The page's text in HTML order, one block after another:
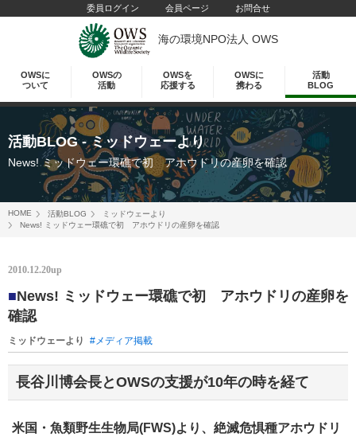
委員ログイン 会員ページ お問合せ
海の環境NPO法人 OWS
OWSに
ついて
OWSの
活動
OWSを
応援する
OWSに
携わる
活動
BLOG
活動BLOG- ミッドウェーより
News! ミッドウェー環礁で初 アホウドリの産卵を確認
HOME 活動BLOG
ミッドウェーより
News! ミッドウェー環礁で初 アホウドリの産卵を確認
2010.12.20up
■News! ミッドウェー環礁で初 アホウドリの産卵を
確認
ミッドウェーより #メディア掲載
長谷川博会長とOWSの支援が10年の時を経て
米国・魚類野生生物局(FWS)より、絶滅危惧種アホウドリ